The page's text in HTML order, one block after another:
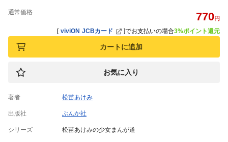
通常価格 770円
[ viviON JCBカード ]でお支払いの場合3%ポイント還元
カートに追加
お気に入り
著者 松苗あけみ
出版社 ぶんか社
シリーズ 松苗あけみの少女まんが道